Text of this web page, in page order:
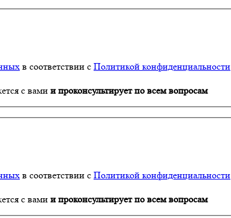
в соответствии с Политикой конфиденциальности
с вами и проконсультирует по всем вопросам
в соответствии с Политикой конфиденциальности
с вами и проконсультирует по всем вопросам